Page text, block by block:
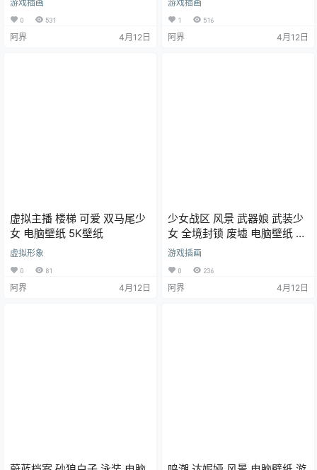
游戏插画
0 531
阿界 4月12日
游戏插画
1 516
阿界 4月12日
虚拟主播 楼梯 可爱 双马尾少
女 电脑壁纸 5K壁纸
虚拟形象
0 81
阿界 4月12日
少女战区 风景 武器娘 武装少
女 全境封锁 废墟 电脑壁纸 4k
壁纸
游戏插画
0 236
阿界 4月12日